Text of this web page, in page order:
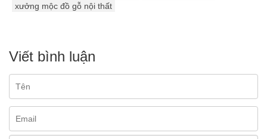
xưởng mộc đồ gỗ nội thất
Viết bình luận